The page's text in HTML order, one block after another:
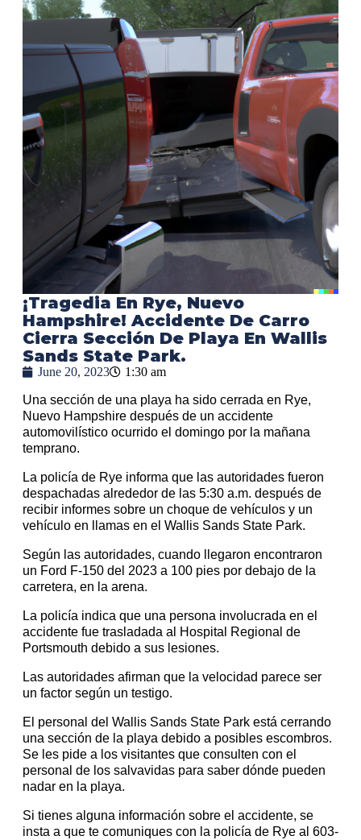
¡Tragedia En Rye, Nuevo
Hampshire! Accidente De Carro
Cierra Sección De Playa En Wallis
Sands State Park.
June 20, 2023 1:30 am
Una sección de una playa ha sido cerrada en Rye,
Nuevo Hampshire después de un accidente
automovilístico ocurrido el domingo por la mañana
temprano.
La policía de Rye informa que las autoridades fueron
despachadas alrededor de las 5:30 a.m. después de
recibir informes sobre un choque de vehículos y un
vehículo en llamas en el Wallis Sands State Park.
Según las autoridades, cuando llegaron encontraron
un Ford F-150 del 2023 a 100 pies por debajo de la
carretera, en la arena.
La policía indica que una persona involucrada en el
accidente fue trasladada al Hospital Regional de
Portsmouth debido a sus lesiones.
Las autoridades afirman que la velocidad parece ser
un factor según un testigo.
El personal del Wallis Sands State Park está cerrando
una sección de la playa debido a posibles escombros.
Se les pide a los visitantes que consulten con el
personal de los salvavidas para saber dónde pueden
nadar en la playa.
Si tienes alguna información sobre el accidente, se
insta a que te comuniques con la policía de Rye al 603-